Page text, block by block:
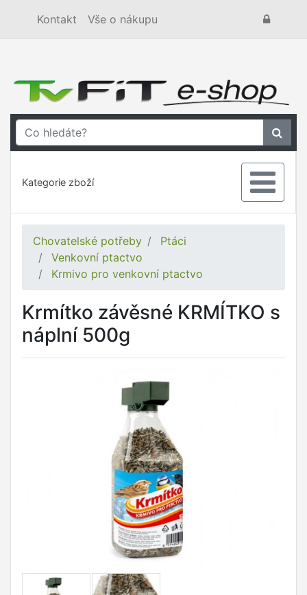
Kontakt Vše o nákupu
Kategorie zboží
Chovatelské potřeby
Ptáci
Venkovní ptactvo
Krmivo pro venkovní ptactvo
Krmítko závěsné KRMÍTKO s
náplní 500g